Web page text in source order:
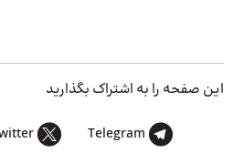
این صفحه را به اشتراک بگذارید
Telegram